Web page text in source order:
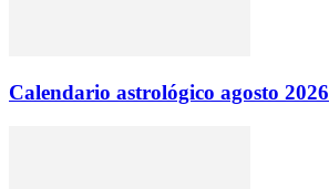
Calendario astrológico agosto 2026